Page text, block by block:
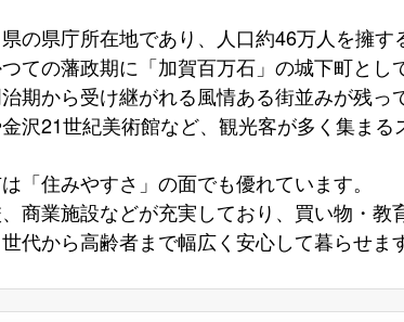
の県庁所在地であり、人口約46万人を擁す
ての藩政期に「加賀百万石」の城下町と
期から受け継がれる風情ある街並みが残っ
沢21世紀美術館など、観光客が多く集まる
「住みやすさ」の面でも優れています。
商業施設などが充実しており、買い物・
代から高齢者まで幅広く安心して暮らせま